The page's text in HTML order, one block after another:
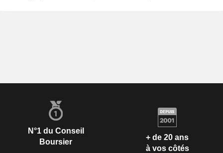
N°1 du Conseil
Boursier
+ de 20 ans
à vos côtés